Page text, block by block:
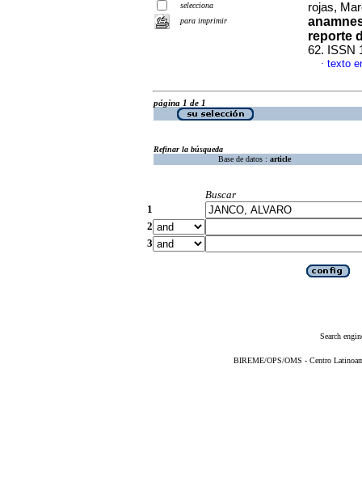
selecciona
para imprimir
rojas,
reporte
62. ISSN
· texto
página 1 de 1
Refinar la búsqueda
Base de datos : article
Buscar
1
2
3
Search
BIREME/OPS/OMS - Centro